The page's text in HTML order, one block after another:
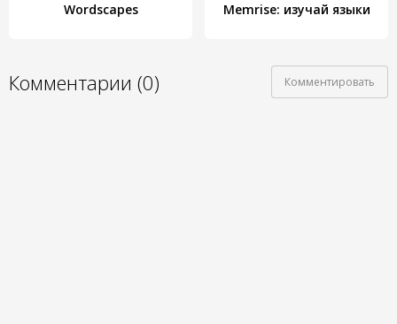
Wordscapes Memrise: изучай языки
Комментарии (0) Комментировать